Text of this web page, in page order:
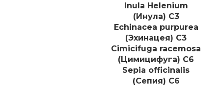
Inula Helenium
(Инула) C3
Echinacea purpurea
(Эхинацея) C3
Cimicifuga racemosa
(Цимицифуга) C6
Sepia officinalis
(Сепия) C6